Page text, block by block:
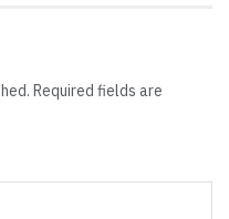
Required fields are